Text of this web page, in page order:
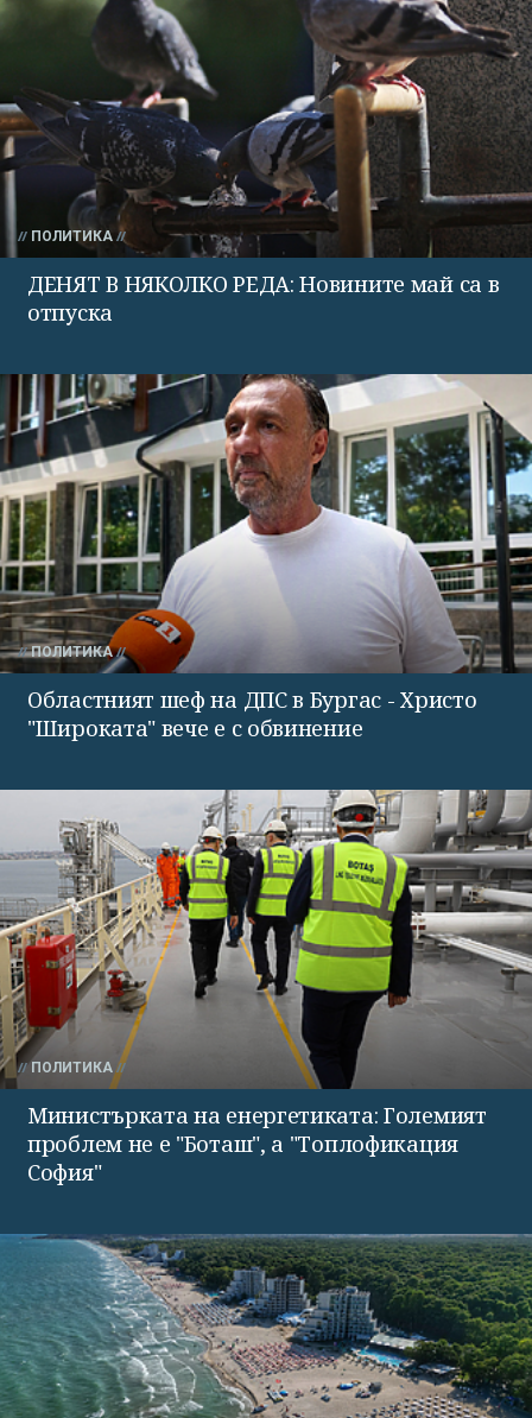
ПОЛИТИКА
ДЕНЯТ В НЯКОЛКО РЕДА: Новините май са в
отпуска
ПОЛИТИКА
Областният шеф на ДПС в Бургас - Христо
"Широката" вече е с обвинение
ПОЛИТИКА
Министърката на енергетиката: Големият
проблем не е "Боташ", а "Топлофикация
София"